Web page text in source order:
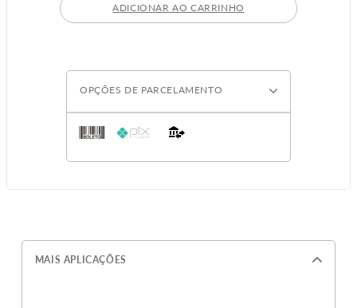
ADICIONAR AO CARRINHO
OPÇÕES DE PARCELAMENTO
MAIS APLICAÇÕES